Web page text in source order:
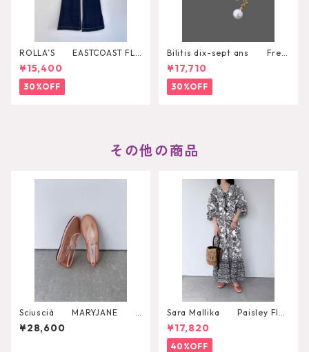
ROLLA’S EASTCOAST FLA
RE AVA
¥15,400
30%OFF
Bilitis dix-sept ans Fres
h Pearl Pendant
¥17,710
30%OFF
その他の商品
Sciuscià MARYJANE
（ROASTED PEACH）
¥28,600
Sara Mallika Paisley Flo
wer Print Dress
¥17,820
40%OFF